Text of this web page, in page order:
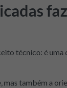
técnico: é
mas também a